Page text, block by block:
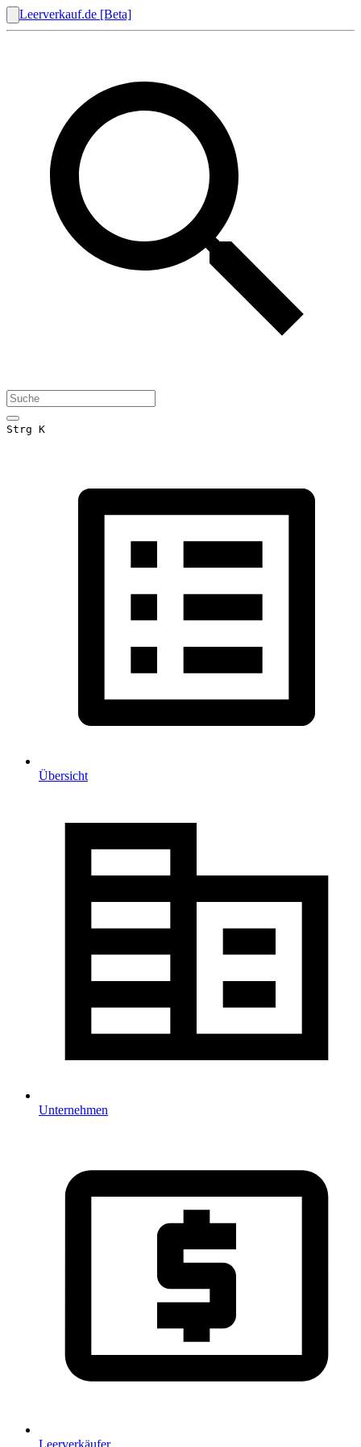
Leerverkauf.de [Beta]
Strg K
Übersicht
Unternehmen
Leerverkäufer